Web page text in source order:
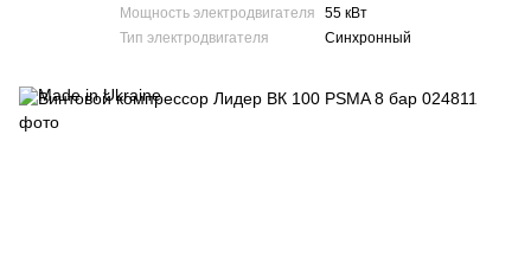
Мощность электродвигателя
55 кВт
Тип электродвигателя
Синхронный